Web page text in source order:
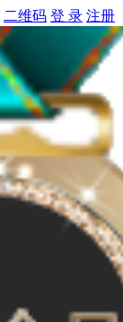
二维码 登 录 注册